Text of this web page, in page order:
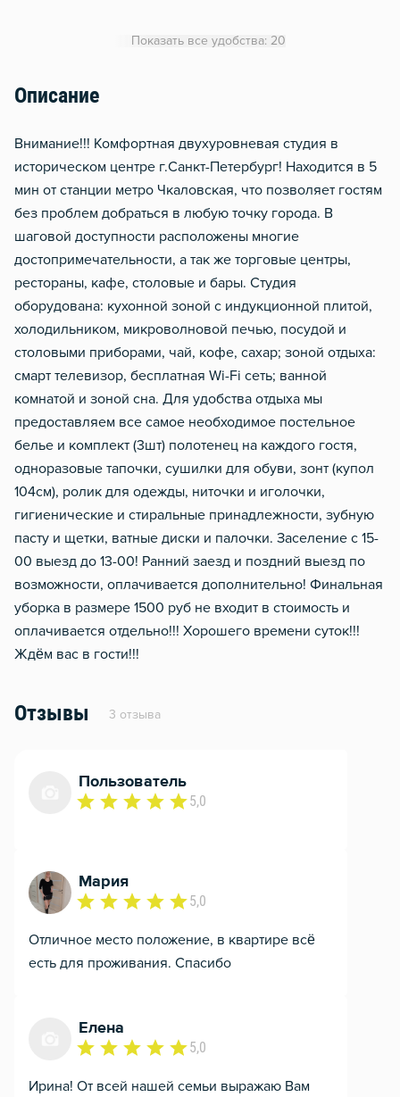
Показать все удобства: 20
Описание
Внимание!!! Комфортная двухуровневая студия в
историческом центре г.Санкт-Петербург! Находится в 5
мин от станции метро Чкаловская, что позволяет гостям
без проблем добраться в любую точку города. В
шаговой доступности расположены многие
достопримечательности, а так же торговые центры,
рестораны, кафе, столовые и бары. Студия
оборудована: кухонной зоной с индукционной плитой,
холодильником, микроволновой печью, посудой и
столовыми приборами, чай, кофе, сахар; зоной отдыха:
смарт телевизор, бесплатная Wi-Fi сеть; ванной
комнатой и зоной сна. Для удобства отдыха мы
предоставляем все самое необходимое постельное
белье и комплект (3шт) полотенец на каждого гостя,
одноразовые тапочки, сушилки для обуви, зонт (купол
104см), ролик для одежды, ниточки и иголочки,
гигиенические и стиральные принадлежности, зубную
пасту и щетки, ватные диски и палочки. Заселение с 15-
00 выезд до 13-00! Ранний заезд и поздний выезд по
возможности, оплачивается дополнительно! Финальная
уборка в размере 1500 руб не входит в стоимость и
оплачивается отдельно!!! Хорошего времени суток!!!
Ждём вас в гости!!!
Отзывы 3 отзыва
Пользователь
5,0
Мария
5,0
Отличное место положение, в квартире всё
есть для проживания. Спасибо
Елена
5,0
Ирина! От всей нашей семьи выражаю Вам